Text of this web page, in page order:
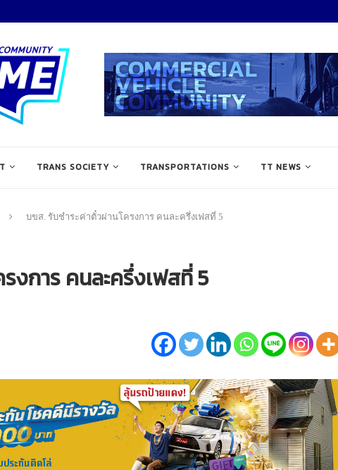
TRANS SOCIETY TRANSPORTATIONS TT NEWS
บขส. รับชำระค่าตั๋วผ่านโครงการ คนละครึ่งเฟสที่ 5
งการ คนละครึ่งเฟสที่ 5